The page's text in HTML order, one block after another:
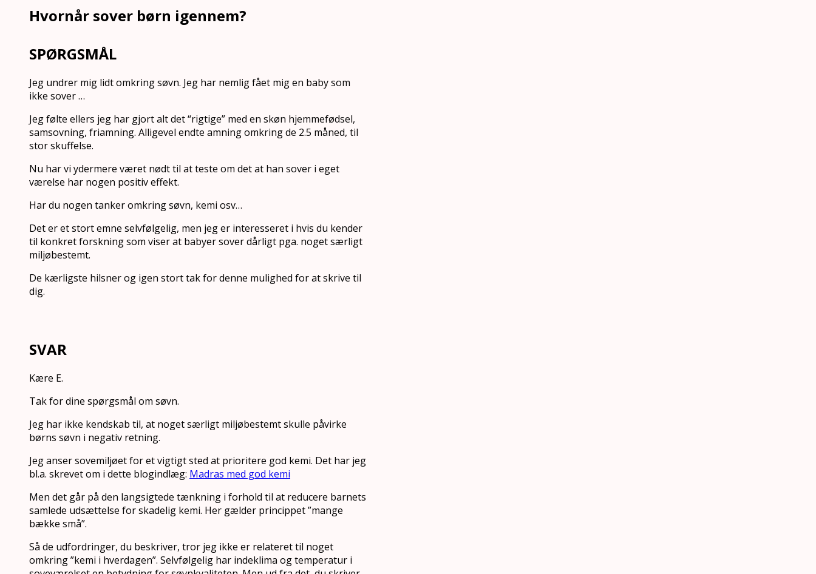
Hvornår sover børn igennem?
SPØRGSMÅL
Jeg undrer mig lidt omkring søvn. Jeg har nemlig fået mig en baby som
ikke sover …
Jeg følte ellers jeg har gjort alt det “rigtige” med en skøn hjemmefødsel,
samsovning, friamning. Alligevel endte amning omkring de 2.5 måned, til
stor skuffelse.
Nu har vi ydermere været nødt til at teste om det at han sover i eget
værelse har nogen positiv effekt.
Har du nogen tanker omkring søvn, kemi osv…
Det er et stort emne selvfølgelig, men jeg er interesseret i hvis du kender
til konkret forskning som viser at babyer sover dårligt pga. noget særligt
miljøbestemt.
De kærligste hilsner og igen stort tak for denne mulighed for at skrive til
dig.
SVAR
Kære E.
Tak for dine spørgsmål om søvn.
Jeg har ikke kendskab til, at noget særligt miljøbestemt skulle påvirke
børns søvn i negativ retning.
Jeg anser sovemiljøet for et vigtigt sted at prioritere god kemi. Det har jeg
bl.a. skrevet om i dette blogindlæg: Madras med god kemi
Men det går på den langsigtede tænkning i forhold til at reducere barnets
samlede udsættelse for skadelig kemi. Her gælder princippet ”mange
bække små”.
Så de udfordringer, du beskriver, tror jeg ikke er relateret til noget
omkring ”kemi i hverdagen”. Selvfølgelig har indeklima og temperatur i